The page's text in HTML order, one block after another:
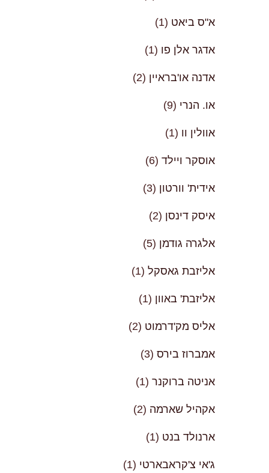
א"ס ביאט (1)
אדגר אלן פו (1)
אדנה או'בראיין (2)
או. הנרי (9)
אוולין וו (1)
אוסקר ויילד (6)
אידית' וורטון (3)
איסק דינסן (2)
אלגרה גודמן (5)
אליזבת גאסקל (1)
אליזבת' באוון (1)
אליס מק'דרמוט (2)
אמברוז בירס (3)
אניטה ברוקנר (1)
אקהיל שארמה (2)
ארנולד בנט (1)
ג'אי צ'קראבארטי (1)